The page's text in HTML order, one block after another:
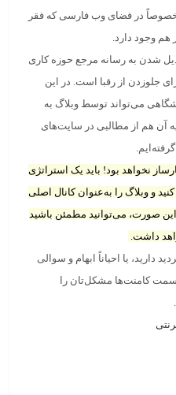
در فضای وب فارسی که فقر
وجود دارد.
شدن به رسانه مرجع حوزه کاری
جلوزدن از رقبا است. در این
فروشگاهی می‌تواند توسط وبلاگ به
آن هم از مطالبی در سایت‌های
نخواهد بود! باید یک استراتژی
و وبلاگ را به‌عنوان کانال اصلی
این صورت، می‌توانید مطمئن باشید
داشت.
دارید، یا احیاناً ابهام و سوالی
کامنت‌ها مشکل‌تان را